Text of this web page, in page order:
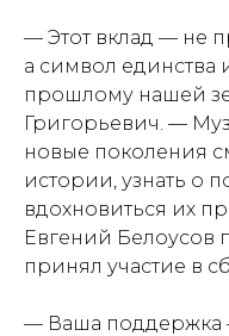
— Этот вклад — не
а символ единства
прошлому нашей
Григорьевич. —
новые поколения
истории, узнать о
вдохновиться их
Евгений Белоусов
принял участие в
— Ваша поддержка